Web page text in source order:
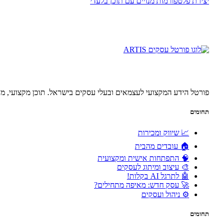
פורטל הידע המקצועי לעצמאים ובעלי עסקים בישראל. תוכן מקצועי,
תחומים
📈 שיווק ומכירות
🏠 עובדים מהבית
🧠 התפתחות אישית ומקצועית
🎨 עיצוב ומיתוג לעסקים
🤖 לתרגל AI בקלות!
🚀 עסק חדש: מאיפה מתחילים?
⚙️ ניהול ועסקים
תחומים